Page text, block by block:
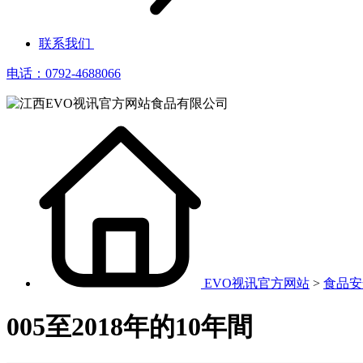
联系我们
电话：0792-4688066
EVO视讯官方网站 > 食品
005至2018年的10年間